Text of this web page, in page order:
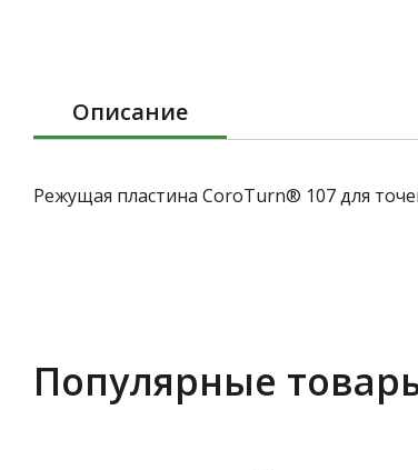
Описание
Режущая пластина CoroTurn® 107 для
Популярные